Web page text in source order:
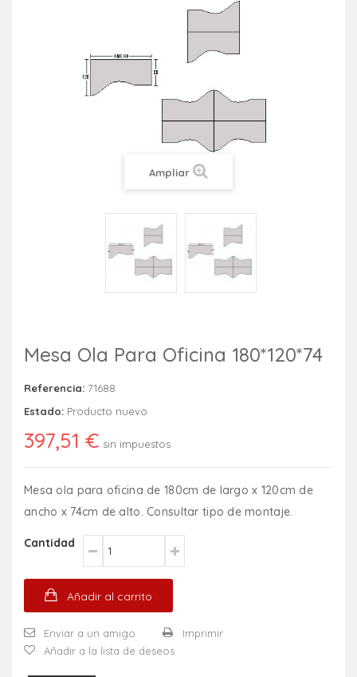
Ampliar
Mesa Ola Para Oficina 180*120*74
Referencia: 71688
Estado: Producto nuevo
397,51 € sin impuestos
Mesa ola para oficina de 180cm de largo x 120cm de
ancho x 74cm de alto. Consultar tipo de montaje.
Cantidad
Añadir al carrito
Enviar a un amigo
Imprimir
Añadir a la lista de deseos